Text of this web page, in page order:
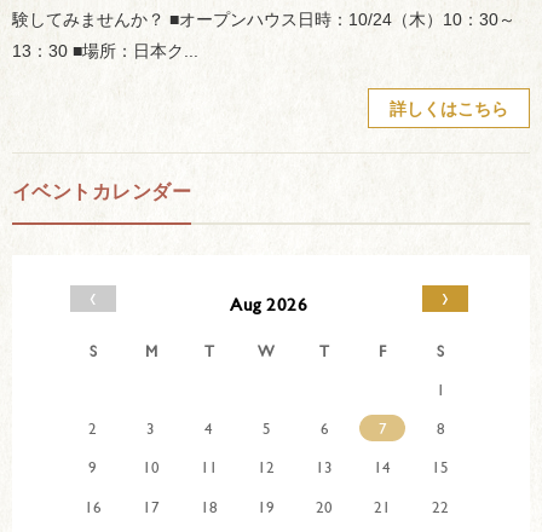
験してみませんか？ ■オープンハウス日時：10/24（木）10：30～
13：30 ■場所：日本ク...
詳しくはこちら
イベントカレンダー
‹ Aug 2026 ›
S M T W T F
S
1
2
3 4 5 6 7
8
9
10 11 12 13 14
15
16
17 18 19 20 21
22